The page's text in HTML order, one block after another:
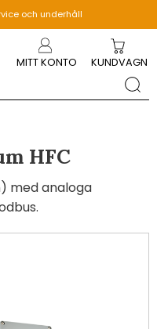
och underhåll
MITT KONTO KUNDVAGN
HFC
med analoga